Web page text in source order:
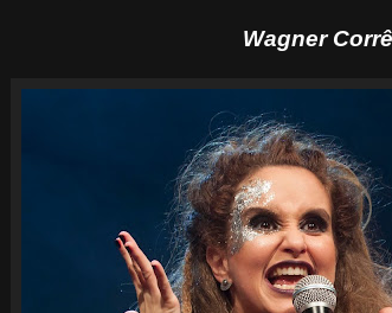
Wagner